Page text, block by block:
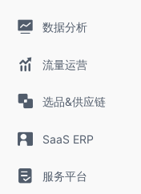
数据分析
流量运营
选品&供应链
SaaS ERP
服务平台